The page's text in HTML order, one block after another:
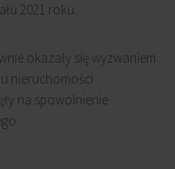
2021 roku.
okazały się wyzwaniem
nieruchomości
na spowolnienie